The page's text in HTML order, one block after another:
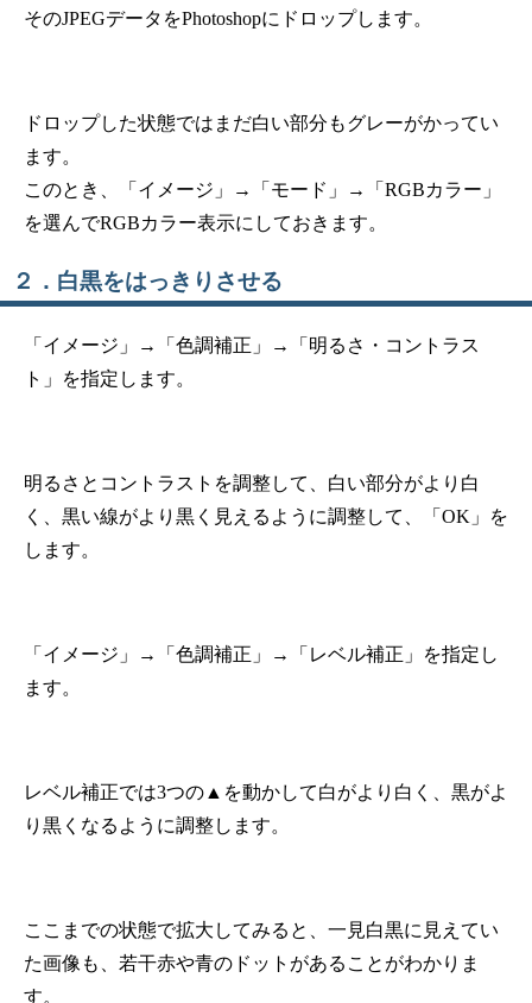
そのJPEGデータをPhotoshopにドロップします。
ドロップした状態ではまだ白い部分もグレーがかってい
ます。
このとき、「イメージ」→「モード」→「RGBカラー」
を選んでRGBカラー表示にしておきます。
２．白黒をはっきりさせる
「イメージ」→「色調補正」→「明るさ・コントラス
ト」を指定します。
明るさとコントラストを調整して、白い部分がより白
く、黒い線がより黒く見えるように調整して、「OK」を
します。
「イメージ」→「色調補正」→「レベル補正」を指定し
ます。
レベル補正では3つの▲を動かして白がより白く、黒がよ
り黒くなるように調整します。
ここまでの状態で拡大してみると、一見白黒に見えてい
た画像も、若干赤や青のドットがあることがわかりま
す。